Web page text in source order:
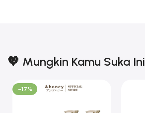
💖 Mungkin Kamu Suka Ini
-17%